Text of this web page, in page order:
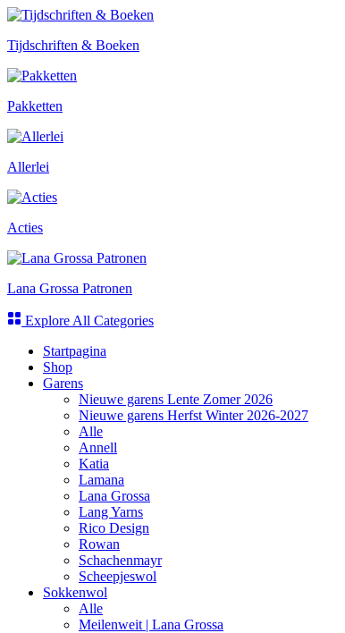
Tijdschriften & Boeken
Pakketten
Allerlei
Acties
Lana Grossa Patronen
Explore All Categories
Startpagina
Shop
Garens
Nieuwe garens Lente Zomer 2026
Nieuwe garens Herfst Winter 2026-2027
Alle
Annell
Katia
Lamana
Lana Grossa
Lang Yarns
Rico Design
Rowan
Schachenmayr
Scheepjeswol
Sokkenwol
Alle
Meilenweit | Lana Grossa